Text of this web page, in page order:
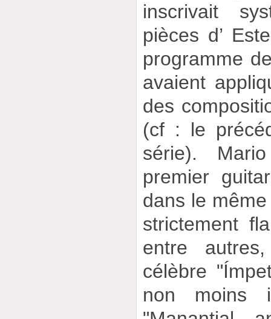
inscrivait
pièces d’
programme
avaient
des
(cf : le
série).
premier
dans le
strictement
entre
célèbre
non moins